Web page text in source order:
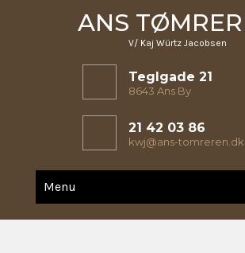
ANS
V/ Kaj Würtz Jacobsen
Teglgade 21
8643 Ans By
21 42 03 86
kwj@ans-tomreren.dk
Menu